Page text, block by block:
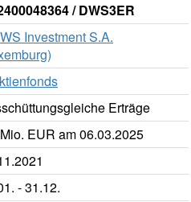
/ DWS3ER
Investment S.A.
Erträge
EUR am 06.03.2025
- 31.12.